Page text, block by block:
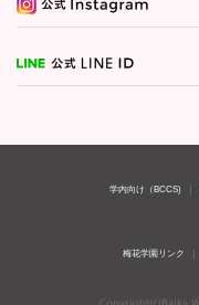
学内向け（BCCS)
梅花学園リンク